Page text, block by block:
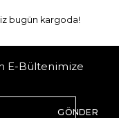
bugün kargoda!
E-Bültenimize
GÖNDER